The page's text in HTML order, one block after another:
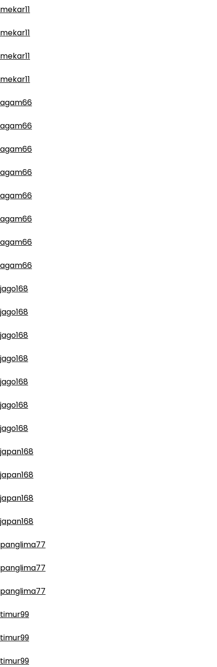
mekar11
mekar11
mekar11
mekar11
agam66
agam66
agam66
agam66
agam66
agam66
agam66
agam66
jago168
jago168
jago168
jago168
jago168
jago168
jago168
japan168
japan168
japan168
japan168
panglima77
panglima77
panglima77
timur99
timur99
timur99